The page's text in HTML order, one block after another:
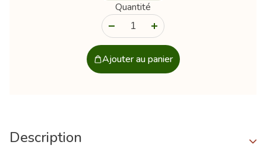
Quantité
Ajouter au panier
Description